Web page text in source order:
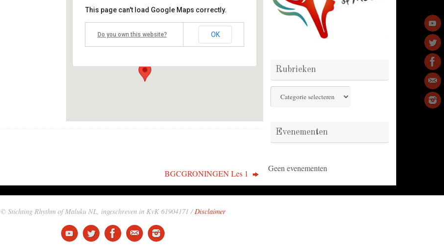
Stichting Pelabuhan
Astorius 42 - Vught
Events
This page can't load Google Maps correctly.
Do you own this website? OK
BGCGRONINGEN Les 1
Rubrieken
Rubrieken
Evenementen
Geen evenementen
© Stichting Rhythm of Maluku NL, ingeschreven in KvK 61904171 / Disclaimer